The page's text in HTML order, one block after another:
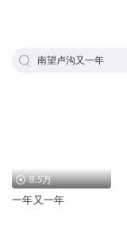
南望卢沟又一年
9.5万
一年又一年